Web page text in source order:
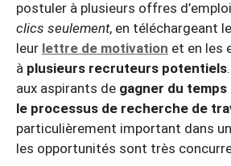
postuler à plusieurs offres d’emploi
clics seulement, en téléchargeant
leur lettre de motivation et en les
à plusieurs recruteurs potentiels
aux aspirants de gagner du temps
le processus de recherche de
particulièrement important dans
les opportunités sont très